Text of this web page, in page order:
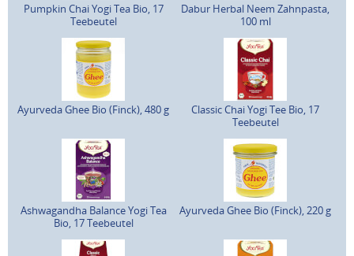
Pumpkin Chai Yogi Tea Bio, 17
Teebeutel
Dabur Herbal Neem Zahnpasta,
100 ml
Ayurveda Ghee Bio (Finck), 480 g
Classic Chai Yogi Tee Bio, 17
Teebeutel
Ashwagandha Balance Yogi Tea
Bio, 17 Teebeutel
Ayurveda Ghee Bio (Finck), 220 g